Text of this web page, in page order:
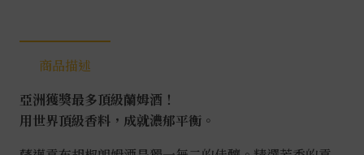
姆
數
量
商品描述
亞洲獲獎最多頂級蘭姆酒！
用世界頂級香料，成就濃郁平衡。